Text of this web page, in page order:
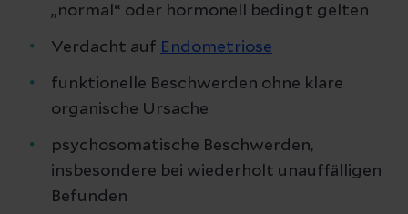
„normal“ oder hormonell bedingt gelten
Verdacht auf Endometriose
funktionelle Beschwerden ohne klare
organische Ursache
psychosomatische Beschwerden,
insbesondere bei wiederholt unauffälligen
Befunden